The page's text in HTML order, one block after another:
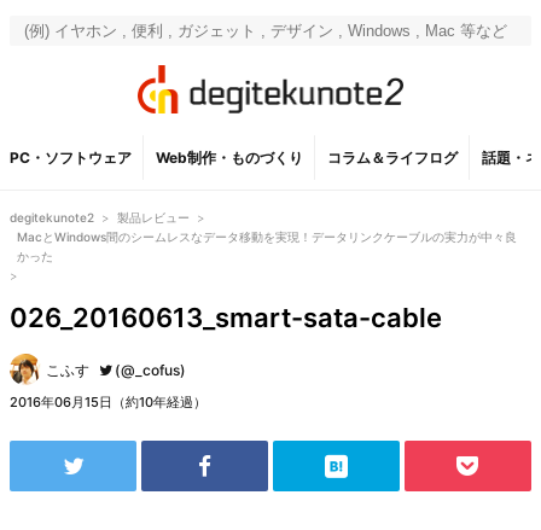
PC・ソフトウェア Web制作・ものづくり コラム＆ライフログ 話題・
degitekunote2 > 製品レビュー
>
MacとWindows間のシームレスなデータ移動を実現！データリンクケーブルの実力が中々良
かった
>
026_20160613_smart-sata-cable
こふす (@_cofus)
2016年06月15日（約10年経過）